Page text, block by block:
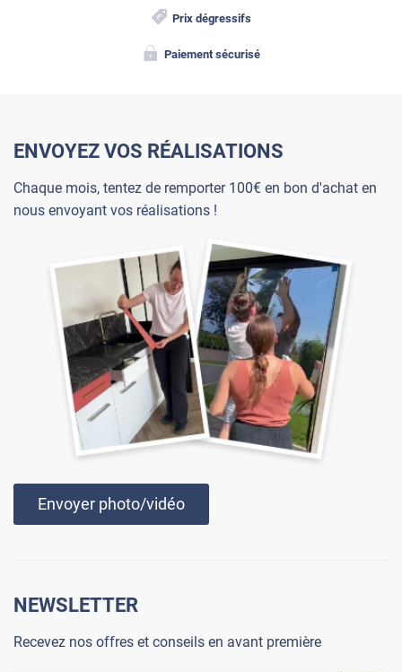
Prix dégressifs
Paiement sécurisé
ENVOYEZ VOS RÉALISATIONS
Chaque mois, tentez de remporter 100€ en bon d'achat en
nous envoyant vos réalisations !
Envoyer photo/vidéo
NEWSLETTER
Recevez nos offres et conseils en avant première